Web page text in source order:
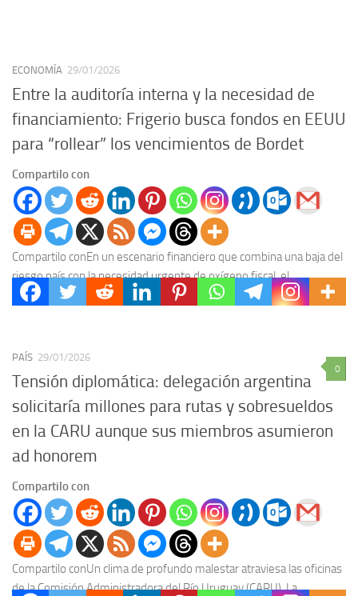
ECONOMÍA 29/01/2026
Entre la auditoría interna y la necesidad de
financiamiento: Frigerio busca fondos en EEUU
para “rollear” los vencimientos de Bordet
Compartilo con
Compartilo conEn un escenario financiero que combina una baja del
riesgo país con la necesidad urgente de oxígeno fiscal, el
gobernador Rogelio Frigerio ha iniciado...
0
PAÍS 29/01/2026
Tensión diplomática: delegación argentina
solicitaría millones para rutas y sobresueldos
en la CARU aunque sus miembros asumieron
ad honorem
Compartilo con
Compartilo conUn clima de profundo malestar atraviesa las oficinas
de la Comisión Administradora del Río Uruguay (CARU). La